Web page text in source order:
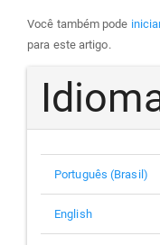
Você também pode
para este artigo.
Português (Brasil)
English